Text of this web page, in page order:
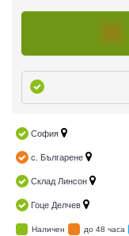
ЕКИПИРОВКА
София
с. Българене
Склад Линсон
Гоце Делчев
Наличен до 48 часа